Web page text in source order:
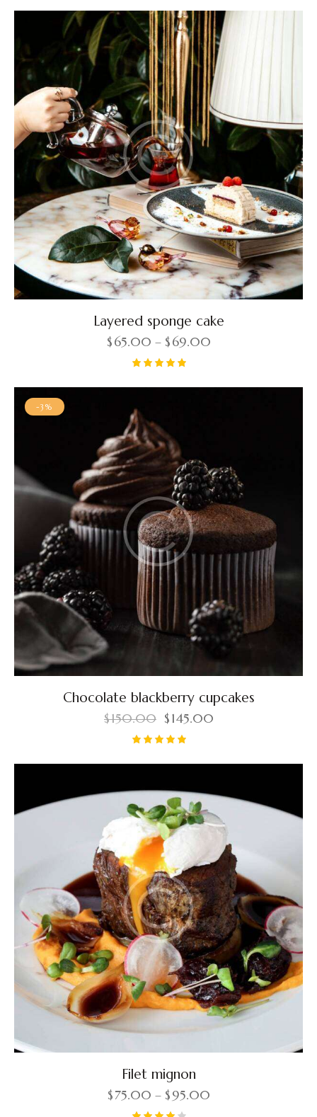
Layered sponge cake
$65.00 – $69.00
-3%
Chocolate blackberry cupcakes
$150.00 $145.00
Filet mignon
$75.00 – $95.00